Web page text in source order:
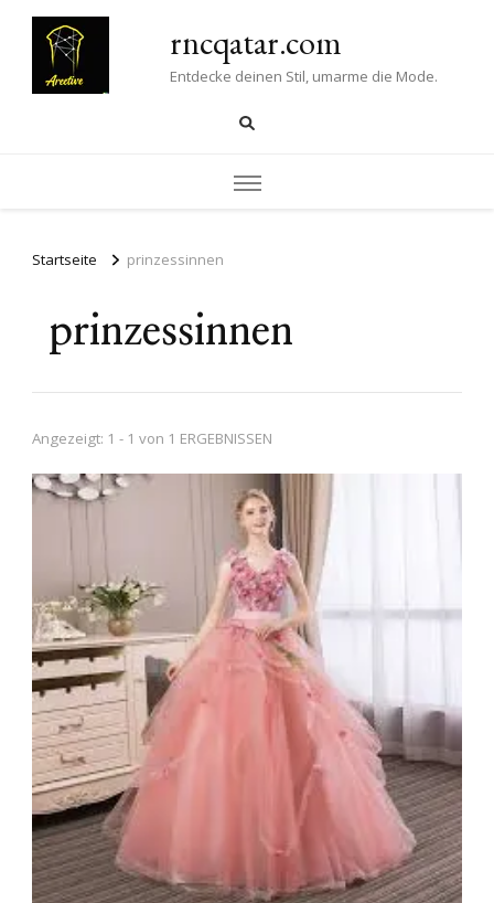
rncqatar.com
Entdecke deinen Stil, umarme die Mode.
Startseite prinzessinnen
prinzessinnen
Angezeigt: 1 - 1 von 1 ERGEBNISSEN